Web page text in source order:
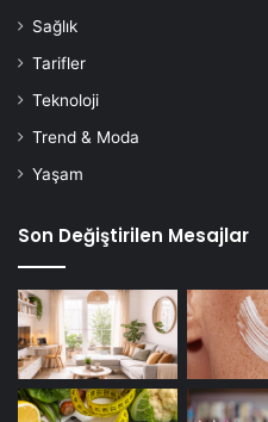
Sağlık
Tarifler
Teknoloji
Trend & Moda
Yaşam
Son Değiştirilen Mesajlar